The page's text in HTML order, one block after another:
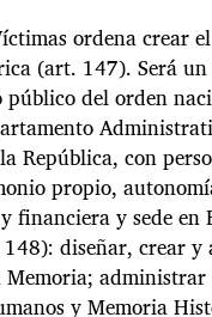
ordena crear
(art. 147). Será un
público del orden
República, con
propio,
financiera y sede en
diseñar, crear
Memoria; administrar
y Memoria